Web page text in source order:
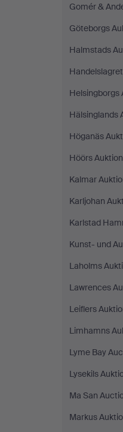
Gomér &
Göteborgs
Halmstads
Helsingborgs
Hälsinglands
Höganäs
Höörs
Kalmar
Karljohan
Karlstad
Kunst- und
Laholms
Lawrences
Leiflers
Limhamns
Lyme Bay
Lysekils
Ma San
Markus